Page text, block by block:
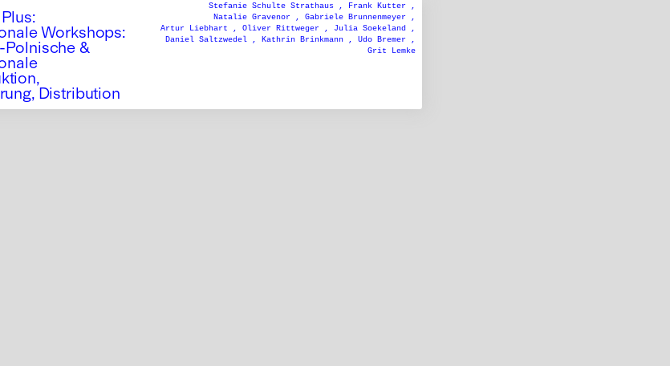
Workshops:
Polnische &
Distribution
Stefanie Schulte Strathaus , Frank Kutter ,
Natalie Gravenor , Gabriele Brunnenmeyer ,
Artur Liebhart , Oliver Rittweger , Julia Soekeland ,
Daniel Saltzwedel , Kathrin Brinkmann , Udo Bremer ,
Grit Lemke